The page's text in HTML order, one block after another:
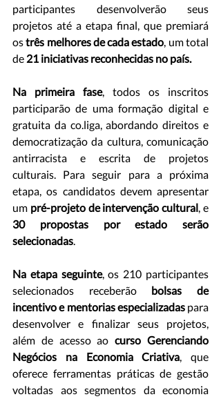
participantes desenvolverão seus
projetos até a etapa final, que premiará
os três melhores de cada estado, um total
de 21 iniciativas reconhecidas no país.
Na primeira fase, todos os inscritos
participarão de uma formação digital e
gratuita da co.liga, abordando direitos e
democratização da cultura, comunicação
antirracista e escrita de projetos
culturais. Para seguir para a próxima
etapa, os candidatos devem apresentar
um pré-projeto de intervenção cultural, e
30 propostas por estado serão
selecionadas.
Na etapa seguinte, os 210 participantes
selecionados receberão bolsas de
incentivo e mentorias especializadas para
desenvolver e finalizar seus projetos,
além de acesso ao curso Gerenciando
Negócios na Economia Criativa, que
oferece ferramentas práticas de gestão
voltadas aos segmentos da economia